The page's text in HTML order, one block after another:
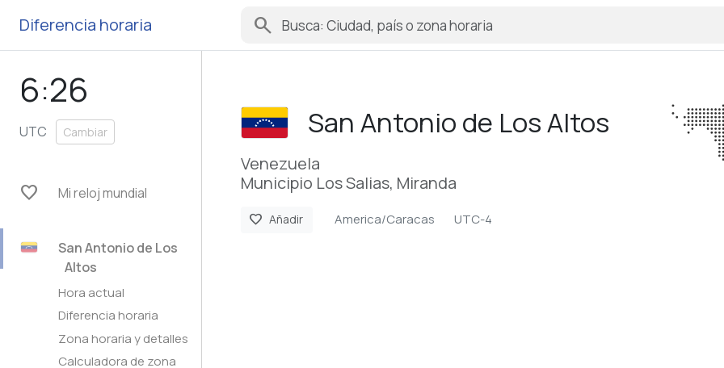
Diferencia horaria search
6:26
UTC Cambiar
favorite Mi reloj mundial
San Antonio de Los
Altos
Hora actual
Diferencia horaria
Zona horaria y detalles
Calculadora de zona
San Antonio de Los Altos
Venezuela
Municipio Los Salias, Miranda
favorite Añadir America/Caracas UTC-4